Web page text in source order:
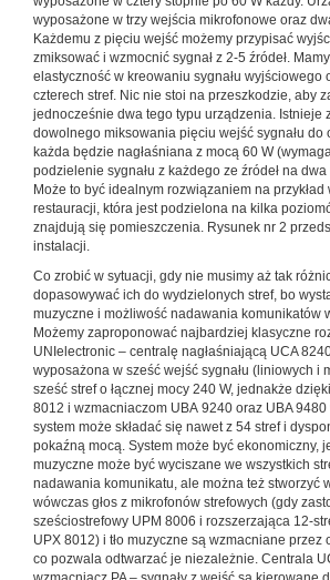
wyposażone w trzy wejścia mikrofonowe oraz
Każdemu z pięciu wejść możemy przypisać
zmiksować i wzmocnić sygnał z 2-5 źródeł.
elastyczność w kreowaniu sygnału wyjściowego
czterech stref. Nic nie stoi na przeszkodzie, aby
jednocześnie dwa tego typu urządzenia. Istnieje
dowolnego miksowania pięciu wejść sygnału do
każda będzie nagłaśniana z mocą 60 W
podzielenie sygnału z każdego ze źródeł na
Może to być idealnym rozwiązaniem na przykład
restauracji, która jest podzielona na kilka
znajdują się pomieszczenia. Rysunek nr 2
instalacji.
Co zrobić w sytuacji, gdy nie musimy aż tak
dopasowywać ich do wydzielonych stref, bo
muzyczne i możliwość nadawania komunikatów
Możemy zaproponować najbardziej klasyczne
UNIelectronic – centralę nagłaśniającą UCA
wyposażona w sześć wejść sygnału (liniowych i
sześć stref o łącznej mocy 240 W, jednakże
8012 i wzmacniaczom UBA 9240 oraz UBA
system może składać się nawet z 54 stref i
pokaźną mocą. System może być ekonomiczny,
muzyczne może być wyciszane we wszystkich
nadawania komunikatu, ale można też stworzyć
wówczas głos z mikrofonów strefowych (gdy
sześciostrefowy UPM 8006 i rozszerzająca 12-
UPX 8012) i tło muzyczne są wzmacniane przez
co pozwala odtwarzać je niezależnie. Centrala